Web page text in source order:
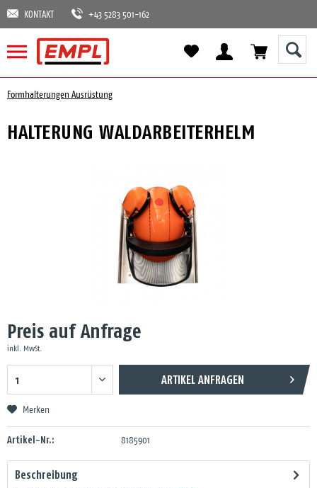
KONTAKT +43 5283 501-162
Formhalterungen Ausrüstung
HALTERUNG WALDARBEITERHELM
Preis auf Anfrage
inkl. MwSt.
ARTIKEL ANFRAGEN
Merken
Artikel-Nr.: 8185901
Beschreibung